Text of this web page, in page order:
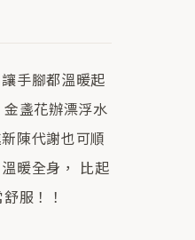
手腳都溫暖起
盞花辦漂浮水
陳代謝也可順
暖全身， 比起
服！！